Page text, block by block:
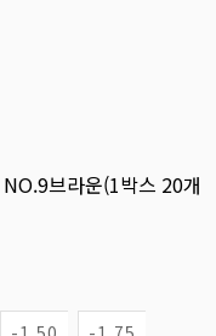
브라운(1박스 20개